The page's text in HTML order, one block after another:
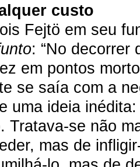
custo
Fejtö em seu
: “No decorrer
em pontos
se saía com a
uma ideia
Tratava-se não
mas de